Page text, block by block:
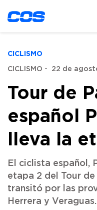
CICLISMO
CICLISMO - 22 de
Tour de
español
lleva la
El ciclista español,
etapa 2 del Tour
transitó por las
Herrera y Veraguas.